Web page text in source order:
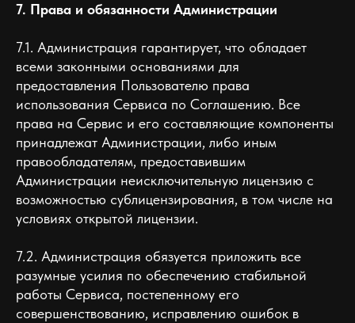
7. Права и обязанности Администрации
7.1. Администрация гарантирует, что обладает
всеми законными основаниями для
предоставления Пользователю права
использования Сервиса по Соглашению. Все
права на Сервис и его составляющие компоненты
принадлежат Администрации, либо иным
правообладателям, предоставившим
Администрации неисключительную лицензию с
возможностью сублицензирования, в том числе на
условиях открытой лицензии.
7.2. Администрация обязуется приложить все
разумные усилия по обеспечению стабильной
работы Сервиса, постепенному его
совершенствованию, исправлению ошибок в